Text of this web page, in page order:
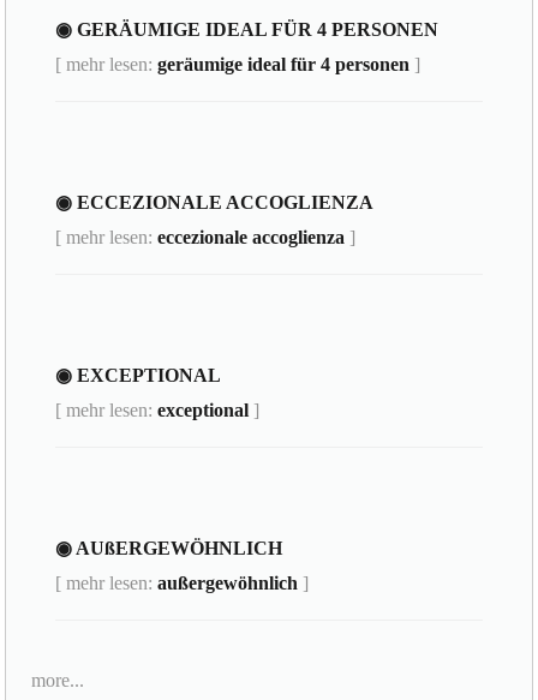
◉ GERÄUMIGE IDEAL FÜR 4 PERSONEN
[ mehr lesen:geräumige ideal für 4 personen ]
◉ ECCEZIONALE ACCOGLIENZA
[ mehr lesen:eccezionale accoglienza ]
◉ EXCEPTIONAL
[ mehr lesen:exceptional ]
◉ AUßERGEWÖHNLICH
[ mehr lesen:außergewöhnlich ]
more...